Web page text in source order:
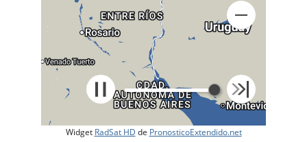
Widget RadSat HD de PronosticoExtendido.net